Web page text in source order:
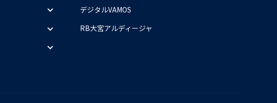
デジタルVAMOS
RB大宮アルディージャ